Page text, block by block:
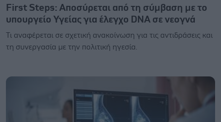
First Steps: Αποσύρεται από τη σύμβαση με το
υπουργείο Υγείας για έλεγχο DNA σε νεογνά
Τι αναφέρεται σε σχετική ανακοίνωση για τις αντιδράσεις και
τη συνεργασία με την πολιτική ηγεσία.